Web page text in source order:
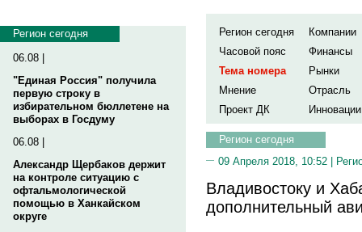
Регион сегодня
06.08 |
"Единая Россия" получила
первую строку в
избирательном бюллетене на
выборах в Госдуму
06.08 |
Александр Щербаков держит
на контроле ситуацию с
офтальмологической
помощью в Ханкайском
округе
Регион сегодня
Компании
Часовой пояс
Финансы
Тема номера
Рынки
Мнение
Отрасль
Проект ДК
Инновации
Регион сегодня
09 Апреля 2018, 10:52 |
Владивостоку и
дополнительный